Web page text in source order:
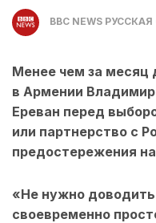
BBC NEWS
Менее чем за месяц
в Армении
Ереван перед
или партнерство с
предостережения
«Не нужно
своевременно